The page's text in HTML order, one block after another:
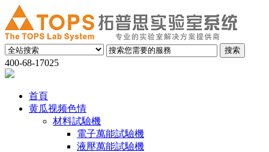
400-68-17025
首頁
黄瓜视频色情
材料試驗機
電子萬能試驗機
液壓萬能試驗機